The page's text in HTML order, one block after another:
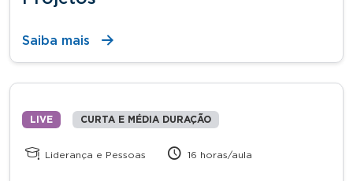
Saiba mais
LIVE CURTA E MÉDIA DURAÇÃO
Liderança e Pessoas 16 horas/aula